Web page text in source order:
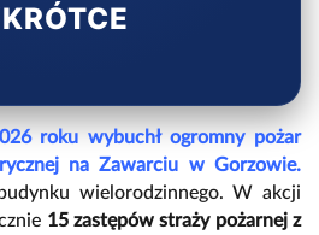
roku wybuchł ogromny pożar
na Zawarciu w Gorzowie.
wielorodzinnego. W akcji
15 zastępów straży pożarnej z